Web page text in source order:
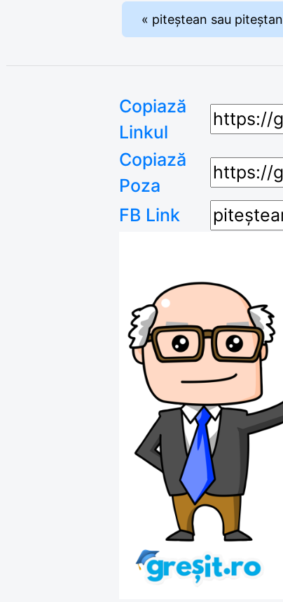
« piteștean sau piteștan
Copiază
Linkul
Copiază
Poza
FB Link